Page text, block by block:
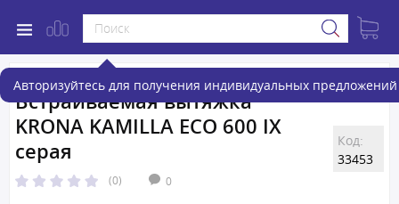
Авторизуйтесь для получения индивидуальных предложений
Встраиваемая вытяжка
KRONA KAMILLA ECO 600 IX
серая
(0) 0
Код:
33453